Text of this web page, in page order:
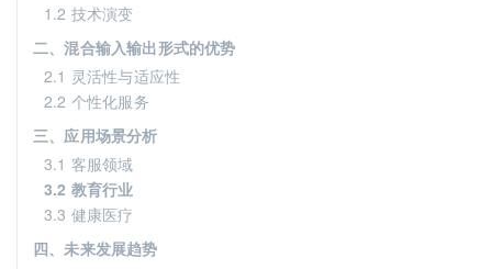
1.2 技术演变
二、混合输入输出形式的优势
2.1 灵活性与适应性
2.2 个性化服务
三、应用场景分析
3.1 客服领域
3.2 教育行业
3.3 健康医疗
四、未来发展趋势